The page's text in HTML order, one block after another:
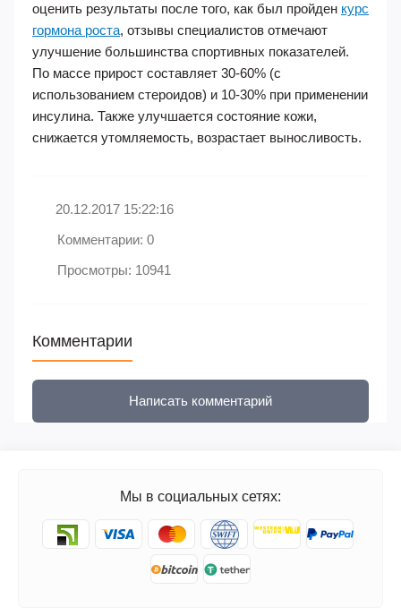
оценить результаты после того, как был пройден курс
гормона роста, отзывы специалистов отмечают
улучшение большинства спортивных показателей.
По массе прирост составляет 30-60% (с
использованием стероидов) и 10-30% при применении
инсулина. Также улучшается состояние кожи,
снижается утомляемость, возрастает выносливость.
20.12.2017 15:22:16
Комментарии: 0
Просмотры: 10941
Комментарии
Написать комментарий
Мы в социальных сетях: